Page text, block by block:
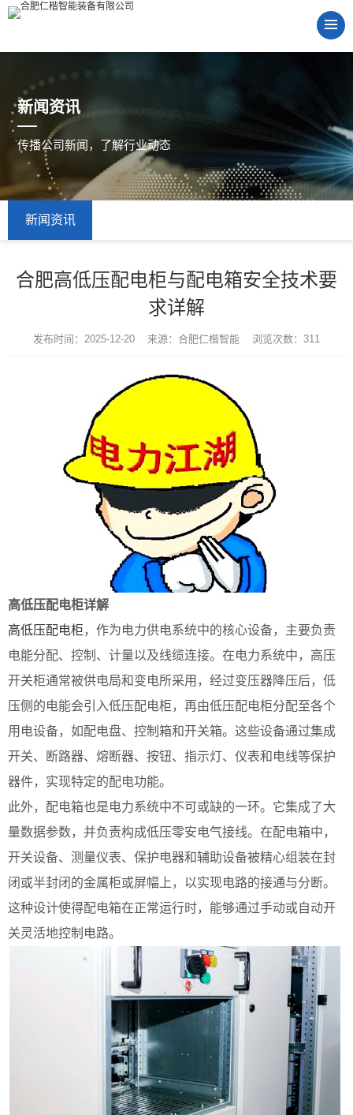
新闻资讯
传播公司新闻，了解行业动态
新闻资讯
合肥高低压配电柜与配电箱安全技术要
求详解
发布时间：2025-12-20 来源：合肥仁楷智能 浏览次数：311
高低压配电柜详解
高低压配电柜 ，作为电力供电系统中的核心设备，主要负责
电能分配、控制、计量以及线缆连接。在电力系统中，高压
开关柜通常被供电局和变电所采用，经过变压器降压后，低
压侧的电能会引入低压配电柜，再由低压配电柜分配至各个
用电设备，如配电盘、控制箱和开关箱。这些设备通过集成
开关、断路器、熔断器、按钮、指示灯、仪表和电线等保护
器件，实现特定的配电功能。
此外，配电箱也是电力系统中不可或缺的一环。它集成了大
量数据参数，并负责构成低压零安电气接线。在配电箱中，
开关设备、测量仪表、保护电器和辅助设备被精心组装在封
闭或半封闭的金属柜或屏幅上，以实现电路的接通与分断。
这种设计使得配电箱在正常运行时，能够通过手动或自动开
关灵活地控制电路。